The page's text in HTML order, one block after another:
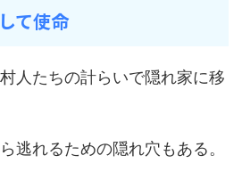
て使命
人たちの計らいで隠れ家に移
逃れるための隠れ穴もある。